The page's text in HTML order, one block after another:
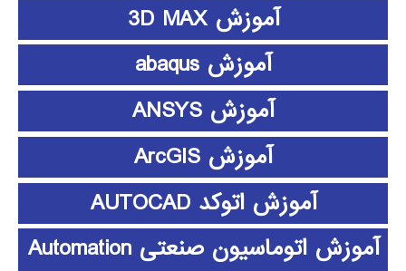
آموزش 3D MAX
آموزش abaqus
آموزش ANSYS
آموزش ArcGIS
آموزش اتوکد AUTOCAD
آموزش اتوماسیون صنعتی Automation